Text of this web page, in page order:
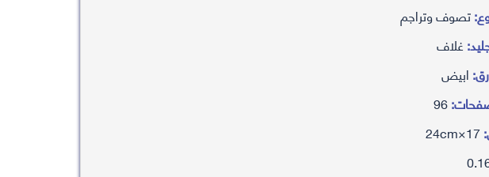
تصوف وتراجم
غلاف
ابيض
96
17×24cm